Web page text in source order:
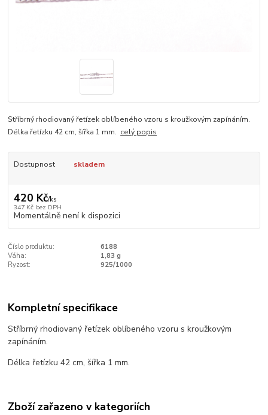
Stříbrný rhodiovaný řetízek oblíbeného vzoru s kroužkovým zapínáním.
Délka řetízku 42 cm, šířka 1 mm. celý popis
Dostupnost skladem
420 Kč/ks
347 Kč bez DPH
Momentálně není k dispozici
Číslo produktu:
6188
Váha:
1,83 g
Ryzost:
925/1000
Kompletní specifikace
Stříbrný rhodiovaný řetízek oblíbeného vzoru s kroužkovým
zapínáním.
Délka řetízku 42 cm, šířka 1 mm.
Zboží zařazeno v kategoriích